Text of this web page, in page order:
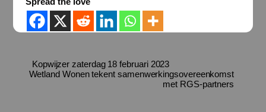
Kopwijzer zaterdag 18 februari 2023
Wetland Wonen tekent samenwerkingsovereenkomst
met RGS-partners